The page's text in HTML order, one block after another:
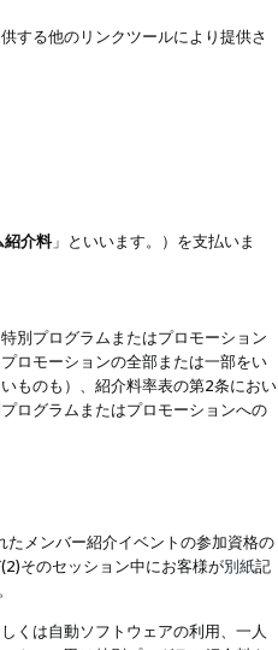
する他のリンクツールにより提供さ
紹介料」といいます。）を支払いま
別プログラムまたはプロモーション
ロモーションの全部または一部をい
ものも）、紹介料率表の第2条におい
ログラムまたはプロモーションへの
たメンバー紹介イベントの参加資格の
そのセッション中にお客様が別紙記
くは自動ソフトウェアの利用、一人